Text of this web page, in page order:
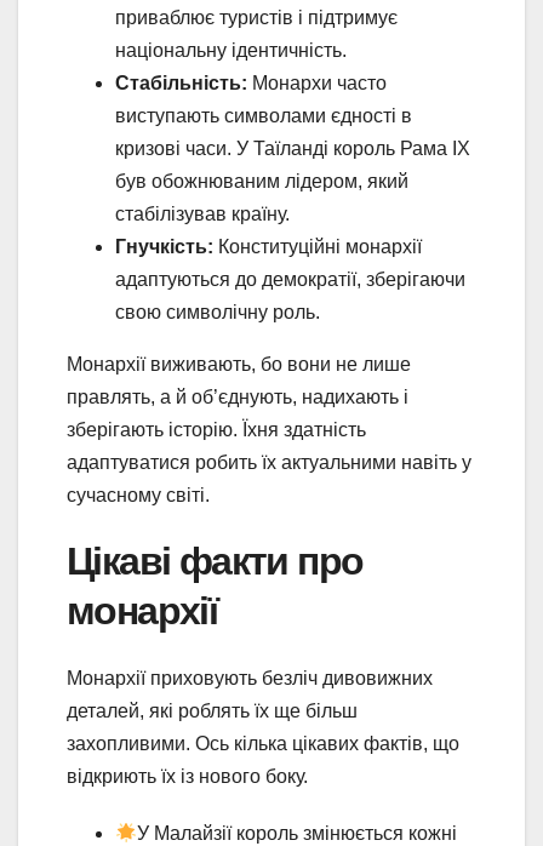
приваблює туристів і підтримує
національну ідентичність.
Стабільність: Монархи часто
виступають символами єдності в
кризові часи. У Таїланді король Рама IX
був обожнюваним лідером, який
стабілізував країну.
Гнучкість: Конституційні монархії
адаптуються до демократії, зберігаючи
свою символічну роль.
Монархії виживають, бо вони не лише
правлять, а й об’єднують, надихають і
зберігають історію. Їхня здатність
адаптуватися робить їх актуальними навіть у
сучасному світі.
Цікаві факти про
монархії
Монархії приховують безліч дивовижних
деталей, які роблять їх ще більш
захопливими. Ось кілька цікавих фактів, що
відкриють їх із нового боку.
У Малайзії король змінюється кожні